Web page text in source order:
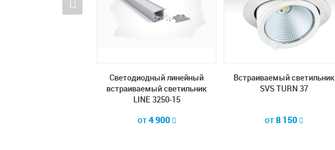
Светодиодный линейный
встраиваемый светильник
LINE 3250-15
от4 900
Встраиваемый светильник
SVS TURN 37
от8 150